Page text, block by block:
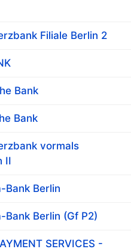
Filiale Berlin 2
Bank
Bank
vormals
II
Bank Berlin
Berlin (Gf P2)
SERVICES -